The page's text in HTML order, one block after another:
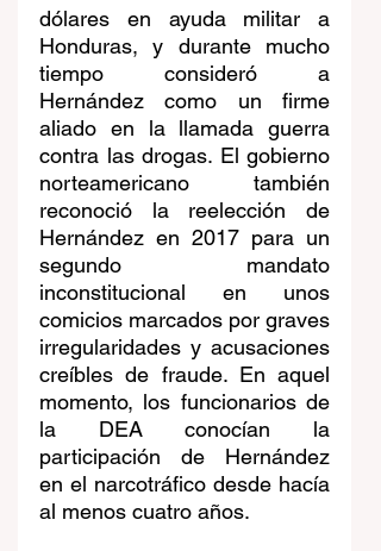
dólares en ayuda militar a
Honduras, y durante mucho
tiempo consideró a
Hernández como un firme
aliado en la llamada guerra
contra las drogas. El gobierno
norteamericano también
reconoció la reelección de
Hernández en 2017 para un
segundo mandato
inconstitucional en unos
comicios marcados por graves
irregularidades y acusaciones
creíbles de fraude. En aquel
momento, los funcionarios de
la DEA conocían la
participación de Hernández
en el narcotráfico desde hacía
al menos cuatro años.